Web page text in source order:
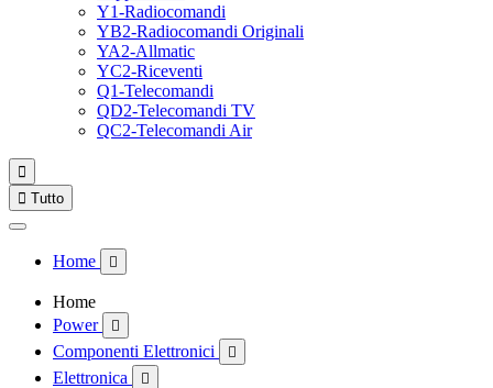
Y1-Radiocomandi
YB2-Radiocomandi Originali
YA2-Allmatic
YC2-Riceventi
Q1-Telecomandi
QD2-Telecomandi TV
QC2-Telecomandi Air

 Tutto
Home 
Home
Power

Componenti Elettronici 
Elettronica 